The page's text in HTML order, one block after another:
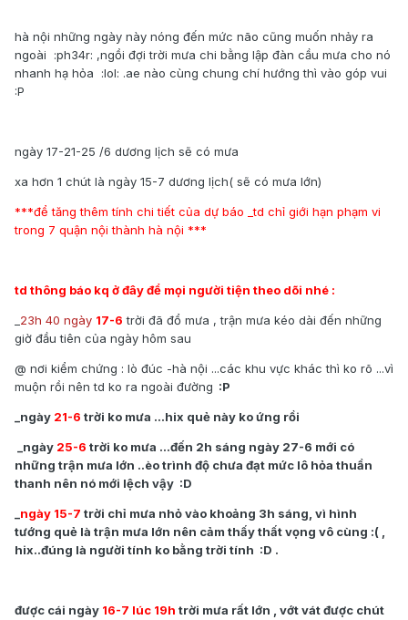
hà nội những ngày này nóng đến mức não cũng muốn nhảy ra
ngoài :ph34r: ,ngồi đợi trời mưa chi bằng lập đàn cầu mưa cho nó
nhanh hạ hỏa :lol: .ae nào cùng chung chí hướng thì vào góp vui
:P
ngày 17-21-25 /6 dương lịch sẽ có mưa
xa hơn 1 chút là ngày 15-7 dương lịch( sẽ có mưa lớn)
***để tăng thêm tính chi tiết của dự báo _td chỉ giới hạn phạm vi
trong 7 quận nội thành hà nội ***
td thông báo kq ở đây để mọi người tiện theo dõi nhé :
23h 40 ngày 17-6 trời đã đổ mưa , trận mưa kéo dài đến những
giờ đầu tiên của ngày hôm sau
@ nơi kiểm chứng : lò đúc -hà nội ...các khu vực khác thì ko rõ ...vì
muộn rồi nên td ko ra ngoài đường :P
_ngày 21-6 trời ko mưa ...hix quẻ này ko ứng rồi
_ngày 25-6 trời ko mưa ...đến 2h sáng ngày 27-6 mới có
những trận mưa lớn ..èo trình độ chưa đạt mức lô hỏa thuần
thanh nên nó mới lệch vậy :D
_ngày 15-7 trời chỉ mưa nhỏ vào khoảng 3h sáng, vì hình
tướng quẻ là trận mưa lớn nên cảm thấy thất vọng vô cùng :( ,
hix..đúng là người tính ko bằng trời tính :D .
được cái ngày 16-7 lúc 19h trời mưa rất lớn , vớt vát được chút